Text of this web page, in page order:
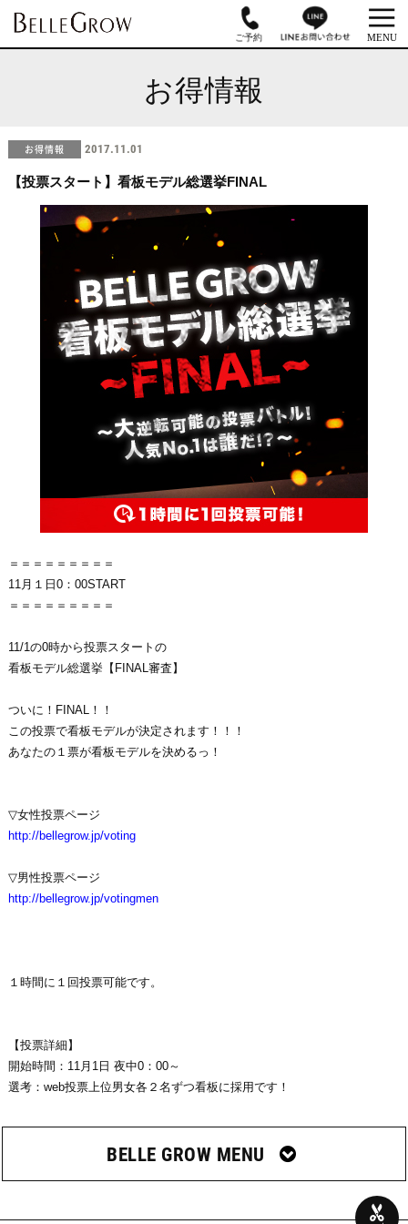
お得情報
お得情報 2017.11.01
【投票スタート】看板モデル総選挙FINAL
＝＝＝＝＝＝＝＝＝
11月１日0：00START
＝＝＝＝＝＝＝＝＝
11/1の0時から投票スタートの
看板モデル総選挙【FINAL審査】
ついに！FINAL！！
この投票で看板モデルが決定されます！！！
あなたの１票が看板モデルを決めるっ！
▽女性投票ページ
http://bellegrow.jp/voting
▽男性投票ページ
http://bellegrow.jp/votingmen
１時間に１回投票可能です。
【投票詳細】
開始時間：11月1日 夜中0：00～
選考：web投票上位男女各２名ずつ看板に採用です！
BELLE GROW MENU